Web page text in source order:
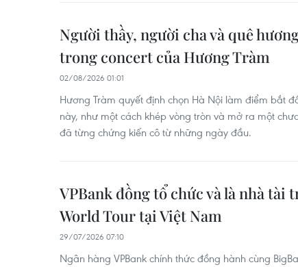
Người thầy, người cha và quê
trong concert của Hương Tràm
02/08/2026 01:01
Hương Tràm quyết định chọn Hà Nội làm điểm bắt
này, như một cách khép vòng tròn và mở ra một
đã từng chứng kiến cô từ những ngày đầu.
VPBank đồng tổ chức và là nhà tài
World Tour tại Việt Nam
29/07/2026 07:10
Ngân hàng VPBank chính thức đồng hành cùng